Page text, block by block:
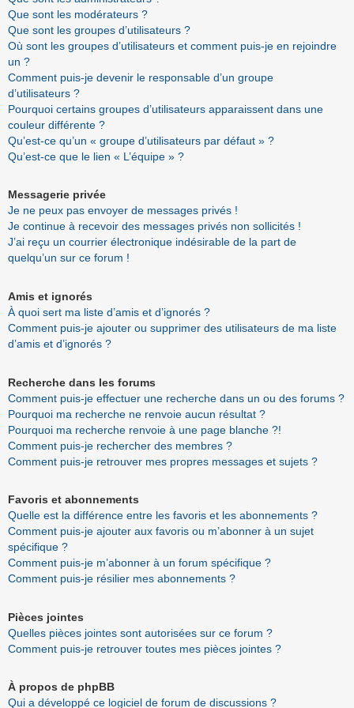
Que sont les modérateurs ?
Que sont les groupes d’utilisateurs ?
Où sont les groupes d’utilisateurs et comment puis-je en rejoindre
un ?
Comment puis-je devenir le responsable d’un groupe
d’utilisateurs ?
Pourquoi certains groupes d’utilisateurs apparaissent dans une
couleur différente ?
Qu’est-ce qu’un « groupe d’utilisateurs par défaut » ?
Qu’est-ce que le lien « L’équipe » ?
Messagerie privée
Je ne peux pas envoyer de messages privés !
Je continue à recevoir des messages privés non sollicités !
J’ai reçu un courrier électronique indésirable de la part de
quelqu’un sur ce forum !
Amis et ignorés
À quoi sert ma liste d’amis et d’ignorés ?
Comment puis-je ajouter ou supprimer des utilisateurs de ma liste
d’amis et d’ignorés ?
Recherche dans les forums
Comment puis-je effectuer une recherche dans un ou des forums ?
Pourquoi ma recherche ne renvoie aucun résultat ?
Pourquoi ma recherche renvoie à une page blanche ?!
Comment puis-je rechercher des membres ?
Comment puis-je retrouver mes propres messages et sujets ?
Favoris et abonnements
Quelle est la différence entre les favoris et les abonnements ?
Comment puis-je ajouter aux favoris ou m’abonner à un sujet
spécifique ?
Comment puis-je m’abonner à un forum spécifique ?
Comment puis-je résilier mes abonnements ?
Pièces jointes
Quelles pièces jointes sont autorisées sur ce forum ?
Comment puis-je retrouver toutes mes pièces jointes ?
À propos de phpBB
Qui a développé ce logiciel de forum de discussions ?